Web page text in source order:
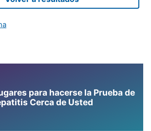
para hacerse la Prueba de
Cerca de Usted